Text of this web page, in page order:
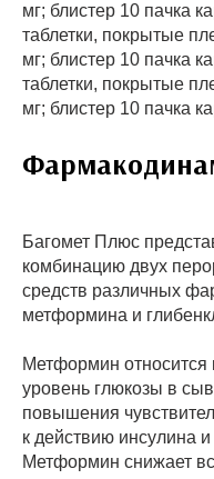
мг; блистер 10 пачка
таблетки, покрытые
мг; блистер 10 пачка
таблетки, покрытые
мг; блистер 10 пачка
Багомет Плюс
комбинацию двух
средств различных
метформина и
Метформин относится
уровень глюкозы в
повышения
к действию инсулина
Метформин снижает